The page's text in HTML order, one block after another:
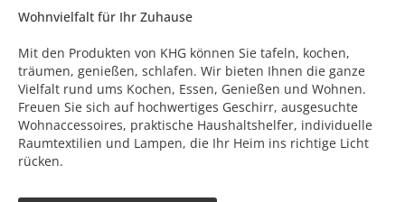
Wohnvielfalt für Ihr Zuhause
Mit den Produkten von KHG können Sie tafeln, kochen,
träumen, genießen, schlafen. Wir bieten Ihnen die ganze
Vielfalt rund ums Kochen, Essen, Genießen und Wohnen.
Freuen Sie sich auf hochwertiges Geschirr, ausgesuchte
Wohnaccessoires, praktische Haushaltshelfer, individuelle
Raumtextilien und Lampen, die Ihr Heim ins richtige Licht
rücken.